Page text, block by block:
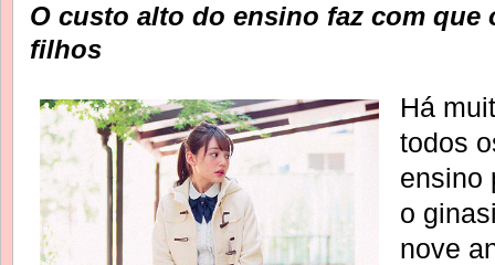
O custo alto do ensino faz com que
filhos
Há
todos
ensino
o
nove